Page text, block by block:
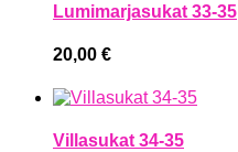
Lumimarjasukat 33-35
20,00 €
Villasukat 34-35